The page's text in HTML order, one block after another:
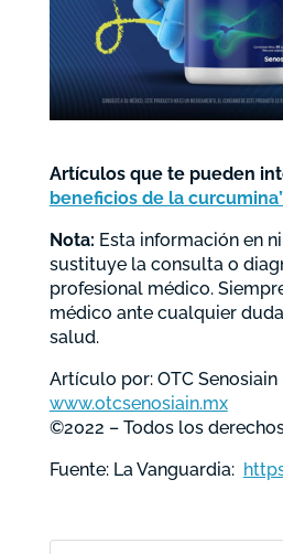
Artículos que te pueden
beneficios de la
Nota: Esta información en
sustituye la consulta o
profesional médico.
médico ante cualquier
salud.
Artículo por: OTC Senosiain
www.otcsenosiain.mx
©2022 – Todos los
Fuente: La Vanguardia: